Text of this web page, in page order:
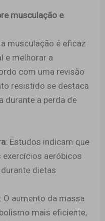
musculação e
musculação é eficaz
e melhorar a
com uma revisão
resistido se destaca
durante a perda de
: Estudos indicam que
exercícios aeróbicos
dietas
: O aumento da massa
mais eficiente,